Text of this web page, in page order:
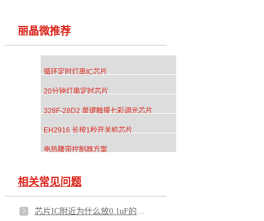
丽晶微推荐
循环定时灯串IC芯片
20分钟灯串定时芯片
328F-28D2 单键触摸七彩调光芯片
EH2916 长按1秒开关机芯片
电热腰带控制器方案
相关常见问题